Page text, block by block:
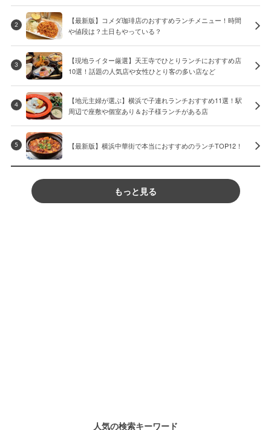
2
【最新版】コメダ珈琲店のおすすめランチメニュー！時間
や値段は？土日もやっている？
3
【現地ライター厳選】天王寺でひとりランチにおすすめ店
10選！話題の人気店や女性ひとり客の多い店など
4
【地元主婦が選ぶ】横浜で子連れランチおすすめ11選！駅
周辺で座敷や個室あり＆お子様ランチがある店
5 【最新版】横浜中華街で本当におすすめのランチTOP12！
もっと見る
人気の検索キーワード